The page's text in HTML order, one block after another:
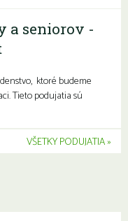
a seniorov -
ktoré budeme
Tieto podujatia sú
VŠETKY PODUJATIA